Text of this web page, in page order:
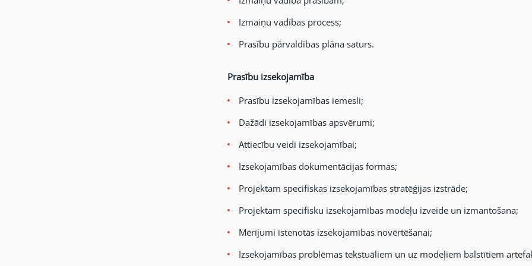
Izmaiņu vadības process;
Prasību pārvaldības plāna saturs.
Prasību izsekojamība
Prasību izsekojamības iemesli;
Dažādi izsekojamības apsvērumi;
Attiecību veidi izsekojamībai;
Izsekojamības dokumentācijas formas;
Projektam specifiskas izsekojamības stratēģijas izstrāde;
Projektam specifisku izsekojamības modeļu izveide un izmantošana;
Mērījumi īstenotās izsekojamības novērtēšanai;
Izsekojamības problēmas tekstuāliem un uz modeļiem balstītiem